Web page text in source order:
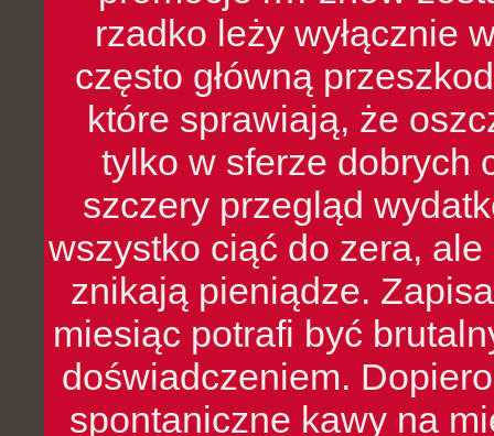
rzadko leży wyłącznie
często główną
które sprawiają, że
tylko w sferze dobrych
szczery przegląd
wszystko ciąć do zera,
znikają pieniądze.
miesiąc potrafi być
doświadczeniem.
spontaniczne kawy na